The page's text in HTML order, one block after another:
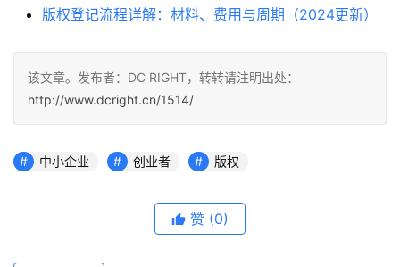
版权登记流程详解：材料、费用与周期（2024更新）
该文章。发布者：DC RIGHT，转转请注明出处：
http://www.dcright.cn/1514/
中小企业 创业者 版权
赞 (0)